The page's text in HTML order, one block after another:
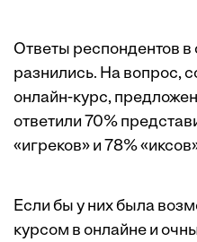
Ответы респондентов
разнились. На вопрос,
онлайн-курс,
ответили 70%
«игреков» и 78%
Если бы у них была
курсом в онлайне и